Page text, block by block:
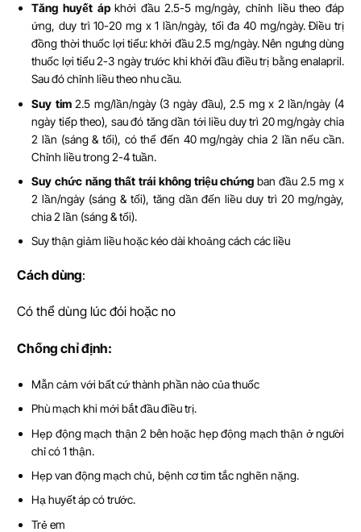
Tăng huyết ápkhởi đầu 2.5-5 mg/ngày, chỉnh liều theo đáp
ứng, duy trì 10-20 mg x 1 lần/ngày, tối đa 40 mg/ngày. Điều trị
đồng thời thuốc lợi tiểu: khởi đầu 2.5 mg/ngày. Nên ngưng dùng
thuốc lợi tiểu 2-3 ngày trước khi khởi đầu điều trị bằng enalapril.
Sau đó chỉnh liều theo nhu cầu.
Suy tim2.5 mg/lần/ngày (3 ngày đầu), 2.5 mg x 2 lần/ngày (4
ngày tiếp theo), sau đó tăng dần tới liều duy trì 20 mg/ngày chia
2 lần (sáng & tối), có thể đến 40 mg/ngày chia 2 lần nếu cần.
Chỉnh liều trong 2-4 tuần.
Suy chức năng thất trái không triệu chứng ban đầu 2.5 mg x
2 lần/ngày (sáng & tối), tăng dần đến liều duy trì 20 mg/ngày,
chia 2 lần (sáng & tối).
Suy thận giảm liều hoặc kéo dài khoảng cách các liều
Cách dùng:
Có thể dùng lúc đói hoặc no
Chống chỉđịnh:
Mẫn cảm với bất cứ thành phần nào của thuốc
Phù mạch khi mới bắt đầu điều trị.
Hẹp động mạch thận 2 bên hoặc hẹp động mạch thận ở người
chỉ có 1 thận.
Hẹp van động mạch chủ, bệnh cơ tim tắc nghẽn nặng.
Hạ huyết áp có trước.
Trẻ em